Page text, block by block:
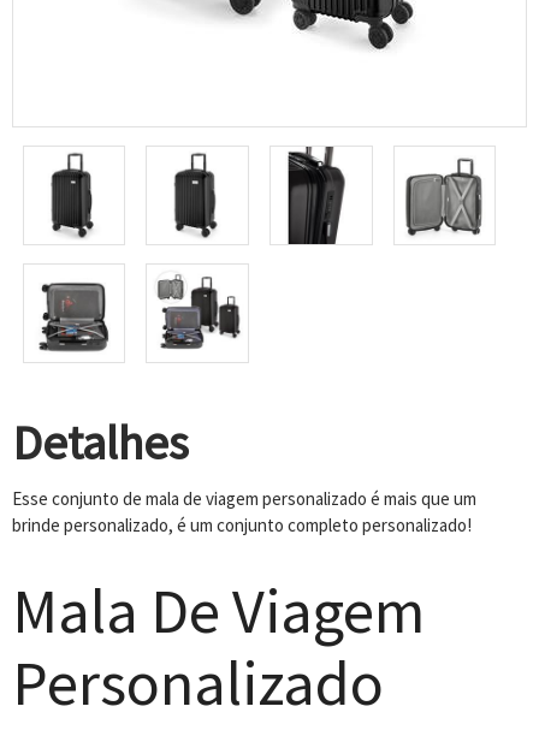
Detalhes
Esse conjunto de mala de viagem personalizado é mais que um
brinde personalizado, é um conjunto completo personalizado!
Mala De Viagem
Personalizado